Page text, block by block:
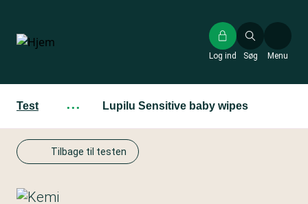
hovedindhold
Søg
Log ind Menu
Test ··· Lupilu Sensitive baby wipes
Tilbage til testen